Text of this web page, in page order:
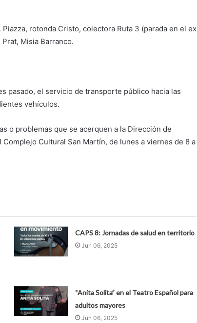
rotonda Cristo, colectora Ruta 3 (parada en el ex
Misia Barranco.
pasado, el servicio de transporte público hacia las
vehículos.
o problemas que se acerquen a la Dirección de
Cultural San Martín, de lunes a viernes de 8 a
CAPS 8: Jornadas de salud en territorio
Jun 06, 2025
“Anita Solita” en el Teatro Español para
adultos mayores
Jun 06, 2025